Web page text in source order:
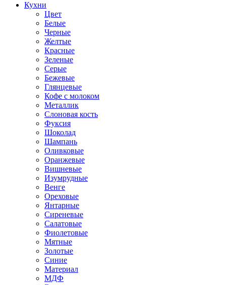
Кухни
Цвет
Белые
Черные
Желтые
Красные
Зеленые
Серые
Бежевые
Глянцевые
Кофе с молоком
Металлик
Слоновая кость
Фуксия
Шоколад
Шампань
Оливковые
Оранжевые
Вишневые
Изумрудные
Венге
Ореховые
Янтарные
Сиреневые
Салатовые
Фиолетовые
Мятные
Золотые
Синие
Материал
МДФ